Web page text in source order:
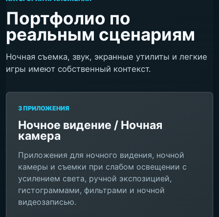
Портфолио по
реальным сценариям
Ночная съемка, звук, экранные утилиты и легкие
игры имеют собственный контекст.
3 ПРИЛОЖЕНИЯ
Ночное видение / Ночная
камера
Приложения для ночного видения, ночной
камеры и съемки при слабом освещении с
усилением света, ручной экспозицией,
гистограммами, фильтрами и ночной
видеозаписью.